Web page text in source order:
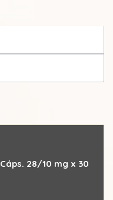
Cáps. 28/10 mg x 30